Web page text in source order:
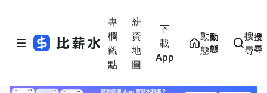
專
欄
觀
點
薪
資
地
圖
下
載
App
動
態
動
態
搜
尋
搜
尋